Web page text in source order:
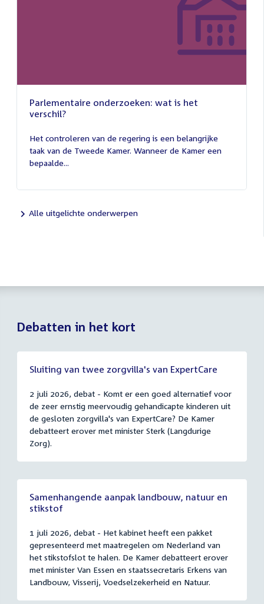
Parlementaire onderzoeken: wat is het
verschil?
juli
2026
Het controleren van de regering is een belangrijke
taak van de Tweede Kamer. Wanneer de Kamer een
bepaalde...
Alle uitgelichte onderwerpen
Debatten in het kort
Sluiting van twee zorgvilla's van ExpertCare
2 juli 2026, debat - Komt er een goed alternatief voor
de zeer ernstig meervoudig gehandicapte kinderen uit
de gesloten zorgvilla's van ExpertCare? De Kamer
debatteert erover met minister Sterk (Langdurige
Zorg).
Samenhangende aanpak landbouw, natuur en
stikstof
1 juli 2026, debat - Het kabinet heeft een pakket
gepresenteerd met maatregelen om Nederland van
het stikstofslot te halen. De Kamer debatteert erover
met minister Van Essen en staatssecretaris Erkens van
Landbouw, Visserij, Voedselzekerheid en Natuur.